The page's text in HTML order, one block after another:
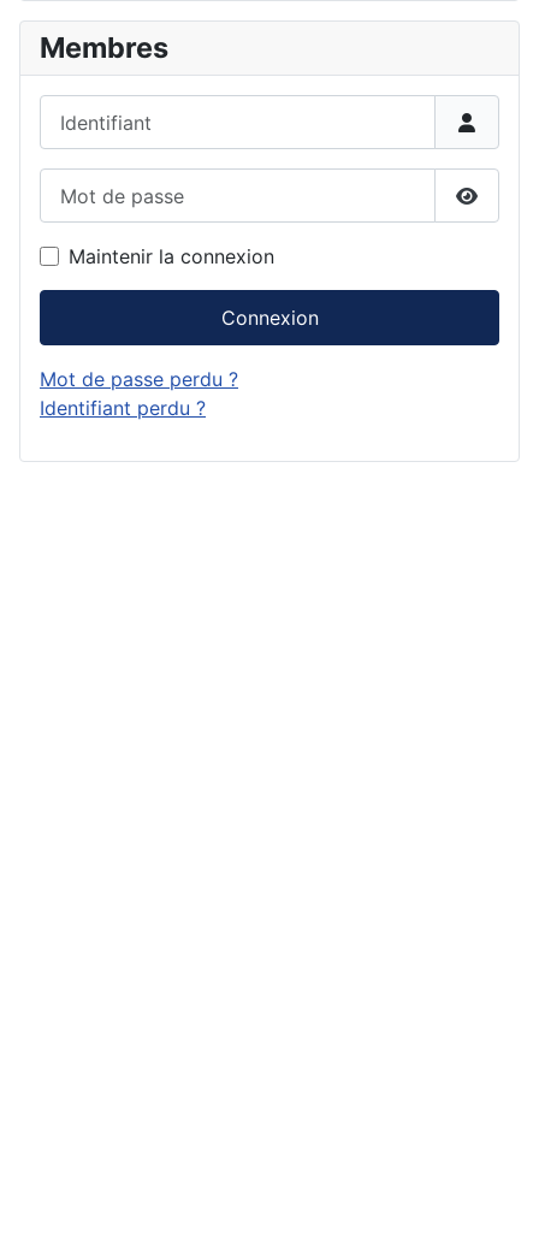
Membres
Maintenir la connexion
Connexion
Mot de passe perdu ?
Identifiant perdu ?